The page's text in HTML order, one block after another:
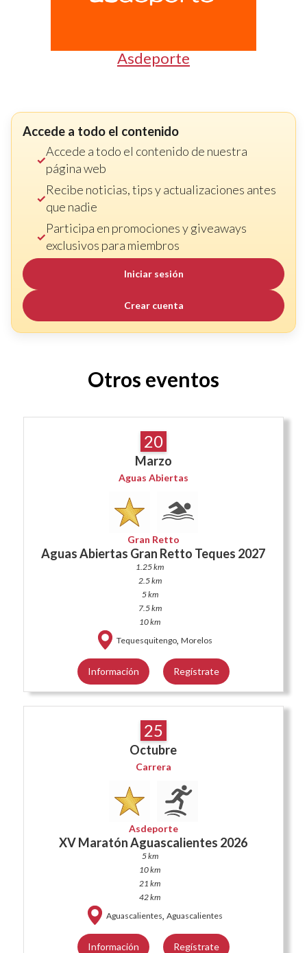
Asdeporte
Accede a todo el contenido
Accede a todo el contenido de nuestra
página web
Recibe noticias, tips y actualizaciones antes
que nadie
Participa en promociones y giveaways
exclusivos para miembros
Iniciar sesión
Crear cuenta
Otros eventos
20
Marzo
Aguas Abiertas
Gran Retto
Aguas Abiertas Gran Retto Teques 2027
1.25 km
2.5 km
5 km
7.5 km
10 km
Tequesquitengo, Morelos
Información Regístrate
25
Octubre
Carrera
Asdeporte
XV Maratón Aguascalientes 2026
5 km
10 km
21 km
42 km
Aguascalientes, Aguascalientes
Información Regístrate